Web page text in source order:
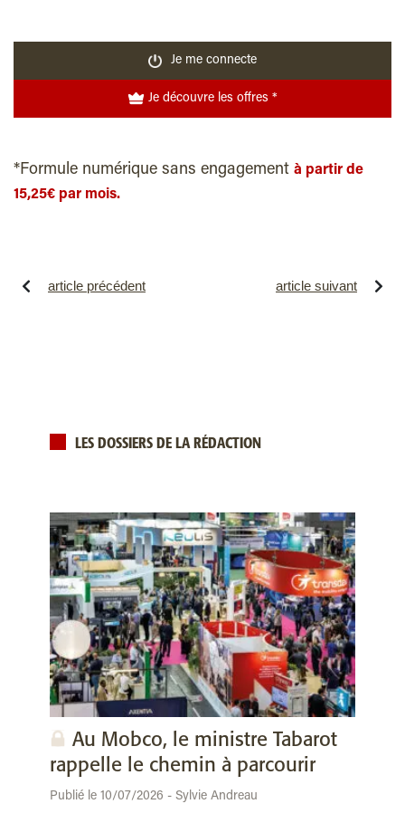
Je me connecte
Je découvre les offres *
*Formule numérique sans engagement à partir de
15,25€ par mois.
article précédent article suivant
LES DOSSIERS DE LA RÉDACTION
Au Mobco, le ministre Tabarot
rappelle le chemin à parcourir
Publié le 10/07/2026 - Sylvie Andreau